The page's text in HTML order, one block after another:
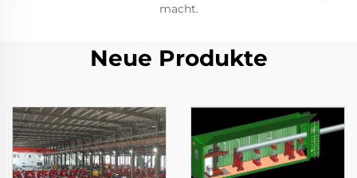
macht.
Neue Produkte